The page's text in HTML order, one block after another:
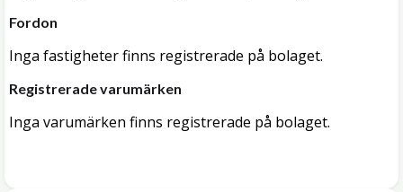
Fordon
Inga fastigheter finns registrerade på bolaget.
Registrerade varumärken
Inga varumärken finns registrerade på bolaget.